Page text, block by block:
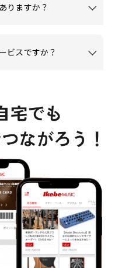
りますか？
ビスですか？